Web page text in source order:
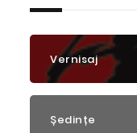
Vernisaj
Ședințe